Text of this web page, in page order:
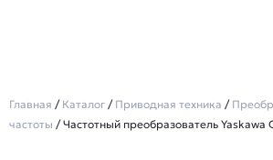
Главная / Каталог / Приводная техника /
частоты / Частотный преобразователь Yaskawa